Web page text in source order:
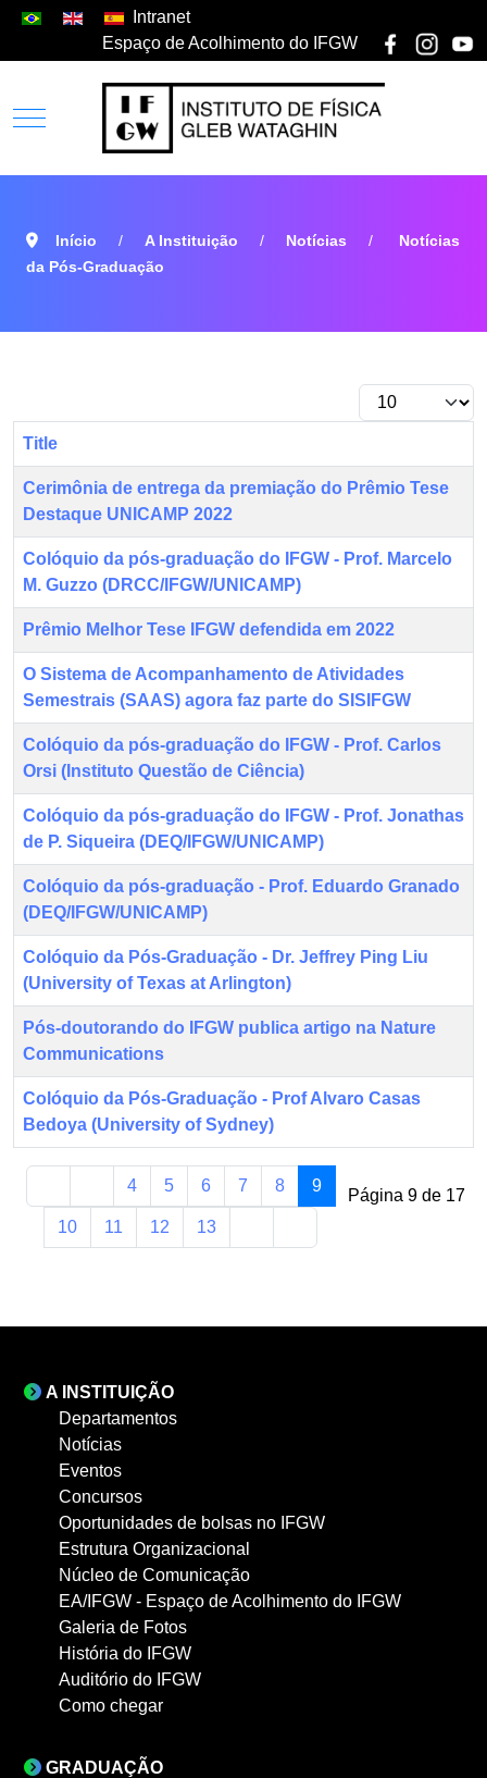
Intranet
Espaço de Acolhimento do IFGW
Início A Instituição Notícias
Notícias
da Pós-Graduação
Title
Cerimônia de entrega da premiação do Prêmio Tese
Destaque UNICAMP 2022
Colóquio da pós-graduação do IFGW - Prof. Marcelo
M. Guzzo (DRCC/IFGW/UNICAMP)
Prêmio Melhor Tese IFGW defendida em 2022
O Sistema de Acompanhamento de Atividades
Semestrais (SAAS) agora faz parte do SISIFGW
Colóquio da pós-graduação do IFGW - Prof. Carlos
Orsi (Instituto Questão de Ciência)
Colóquio da pós-graduação do IFGW - Prof. Jonathas
de P. Siqueira (DEQ/IFGW/UNICAMP)
Colóquio da pós-graduação - Prof. Eduardo Granado
(DEQ/IFGW/UNICAMP)
Colóquio da Pós-Graduação - Dr. Jeffrey Ping Liu
(University of Texas at Arlington)
Pós-doutorando do IFGW publica artigo na Nature
Communications
Colóquio da Pós-Graduação - Prof Alvaro Casas
Bedoya (University of Sydney)
Página 9 de 17
4 5 6 7 8 9
10 11 12 13
A INSTITUIÇÃO
Departamentos
Notícias
Eventos
Concursos
Oportunidades de bolsas no IFGW
Estrutura Organizacional
Núcleo de Comunicação
EA/IFGW - Espaço de Acolhimento do IFGW
Galeria de Fotos
História do IFGW
Auditório do IFGW
Como chegar
GRADUAÇÃO